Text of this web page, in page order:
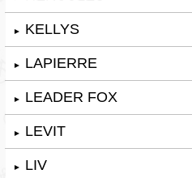
► KELLYS
► LAPIERRE
► LEADER FOX
► LEVIT
► LIV